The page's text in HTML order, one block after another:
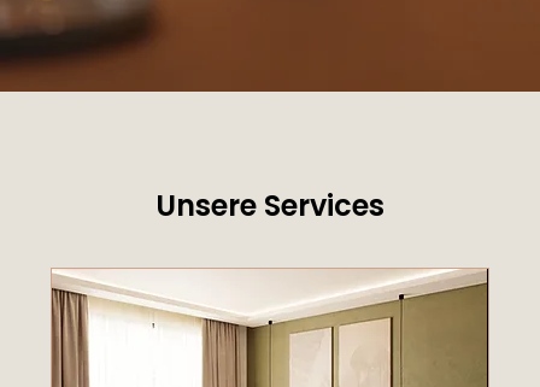
Unsere Services